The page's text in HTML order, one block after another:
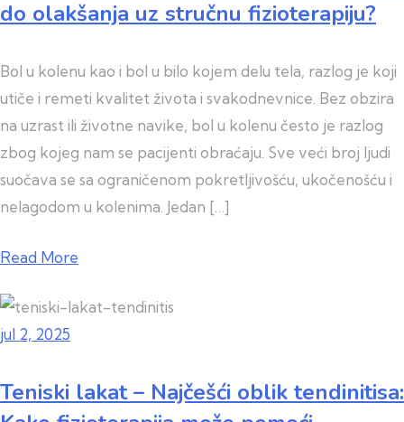
do olakšanja uz stručnu fizioterapiju?
Bol u kolenu kao i bol u bilo kojem delu tela, razlog je koji
utiče i remeti kvalitet života i svakodnevnice. Bez obzira
na uzrast ili životne navike, bol u kolenu često je razlog
zbog kojeg nam se pacijenti obraćaju. Sve veći broj ljudi
suočava se sa ograničenom pokretljivošću, ukočenošću i
nelagodom u kolenima. Jedan […]
Read More
jul 2, 2025
Teniski lakat – Najčešći oblik tendinitisa: